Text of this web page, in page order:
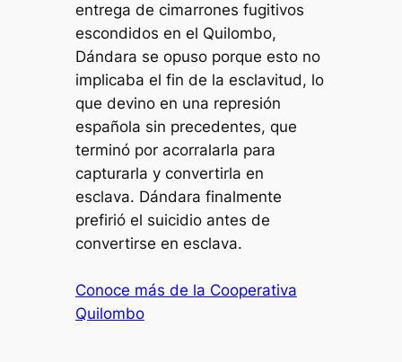
entrega de cimarrones fugitivos
escondidos en el Quilombo,
Dándara se opuso porque esto no
implicaba el fin de la esclavitud, lo
que devino en una represión
española sin precedentes, que
terminó por acorralarla para
capturarla y convertirla en
esclava. Dándara finalmente
prefirió el suicidio antes de
convertirse en esclava.
Conoce más de la Cooperativa
Quilombo